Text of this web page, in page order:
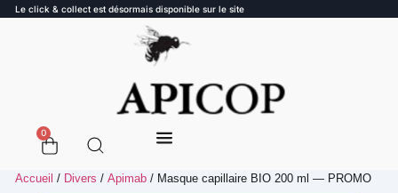
Le click & collect est désormais disponible sur le site
0
Accueil / Divers / Apimab / Masque capillaire BIO 200 ml — PROMO